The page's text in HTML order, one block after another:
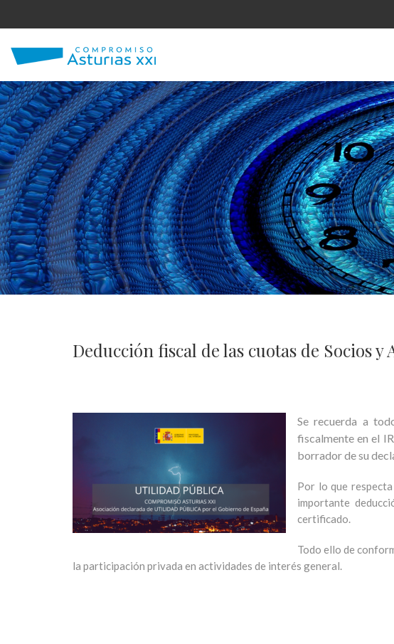
Deducción fiscal de las cuotas de Socios
Se recuerda a
fiscalmente en el
borrador de su
Por lo que
importante
certificado.
Todo ello de
la participación privada en actividades de interés general.